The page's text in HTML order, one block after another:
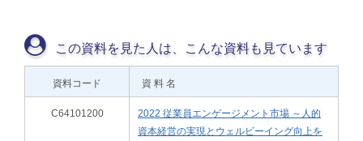
この資料を見た人は、こんな資料も見ています
資料コード 資 料 名
C64101200
2022 従業員エンゲージメント市場 ～人的
資本経営の実現とウェルビーイング向上を